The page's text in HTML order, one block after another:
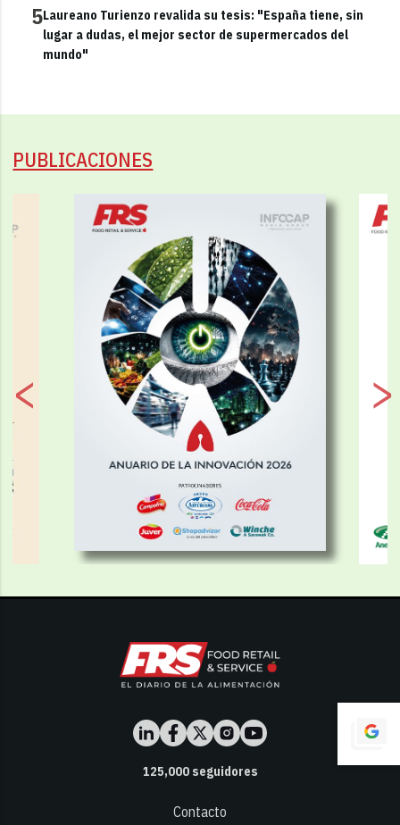
5Laureano Turienzo revalida su tesis: "España tiene, sin
lugar a dudas, el mejor sector de supermercados del
mundo"
PUBLICACIONES
125,000seguidores
Contacto